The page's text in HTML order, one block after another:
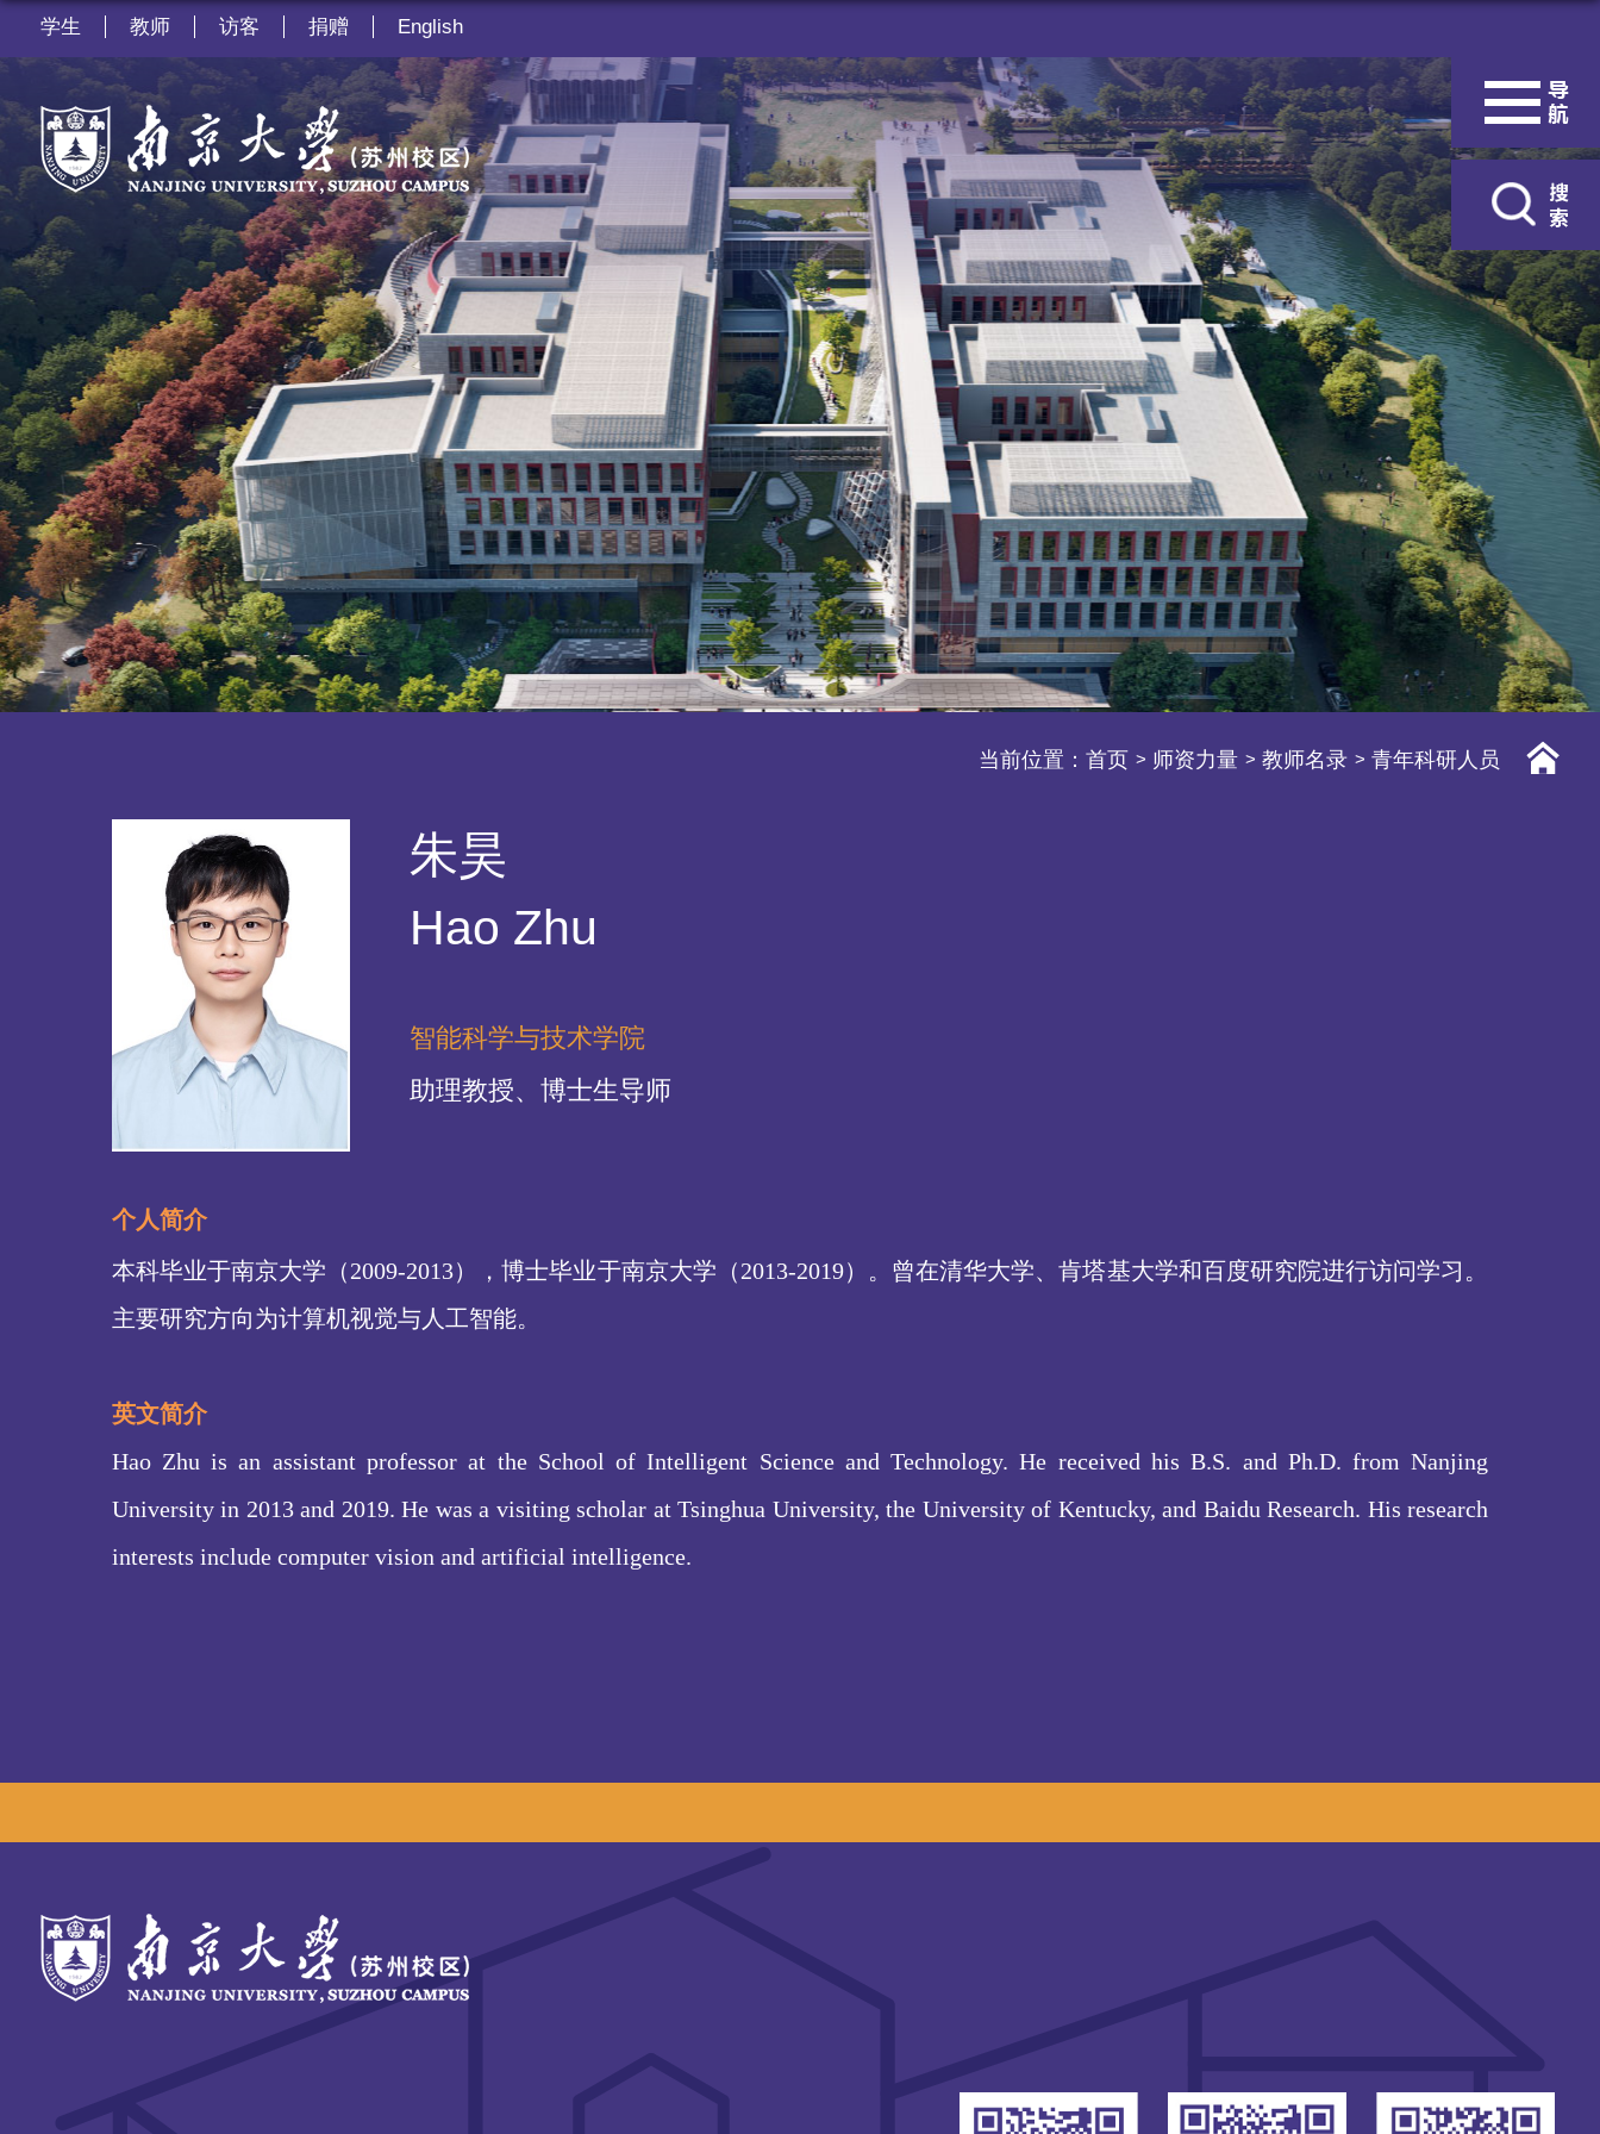
学生 教师 访客 捐赠 English
当前位置：首页 师资力量 教师名录 青年科研人员
朱昊
Hao Zhu
智能科学与技术学院
助理教授、博士生导师
个人简介
本科毕业于南京大学（2009-2013），博士毕业于南京大学（2013-2019）。曾在清华大学、肯塔基大学和百度研究院进行访问学习。
主要研究方向为计算机视觉与人工智能。
英文简介
Hao Zhu is an assistant professor at the School of Intelligent Science and Technology. He received his B.S. and Ph.D. from Nanjing
University in 2013 and 2019. He was a visiting scholar at Tsinghua University, the University of Kentucky, and Baidu Research. His research
interests include computer vision and artificial intelligence.